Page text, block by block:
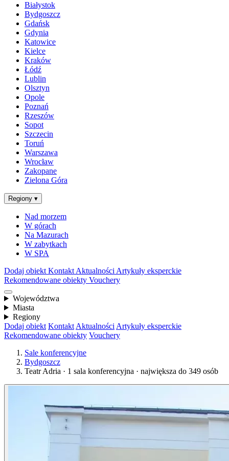
Białystok
Bydgoszcz
Gdańsk
Gdynia
Katowice
Kielce
Kraków
Łódź
Lublin
Olsztyn
Opole
Poznań
Rzeszów
Sopot
Szczecin
Toruń
Warszawa
Wrocław
Zakopane
Zielona Góra
Regiony ▾
Nad morzem
W górach
Na Mazurach
W zabytkach
W SPA
Dodaj obiekt Kontakt Aktualności Artykuły eksperckie
Rekomendowane obiekty Vouchery
Województwa
Miasta
Regiony
Dodaj obiekt Kontakt Aktualności Artykuły eksperckie
Rekomendowane obiekty Vouchery
Sale konferencyjne
Bydgoszcz
Teatr Adria · 1 sala konferencyjna · największa do 349 osób